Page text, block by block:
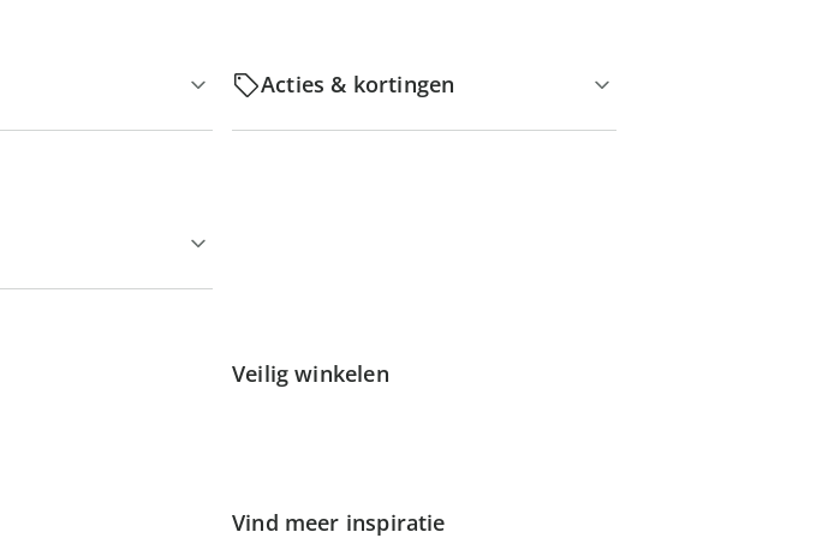
Acties & kortingen
Veilig winkelen
Vind meer inspiratie